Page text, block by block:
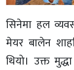
सिनेमा हल
मेयर बालेन
थियो। उक्त